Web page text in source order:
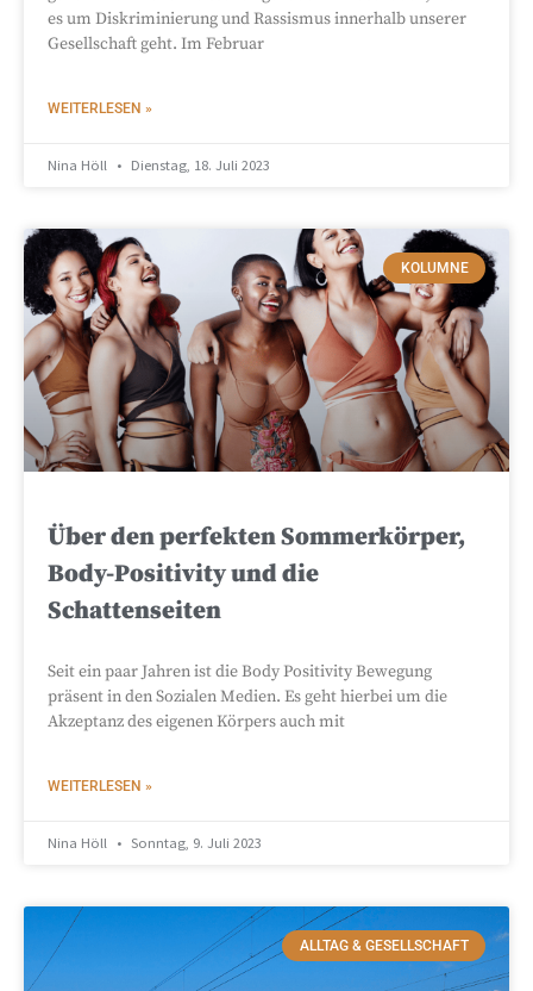
es um Diskriminierung und Rassismus innerhalb unserer
Gesellschaft geht. Im Februar
WEITERLESEN »
Nina Höll Dienstag, 18. Juli 2023
KOLUMNE
Über den perfekten Sommerkörper,
Body-Positivity und die
Schattenseiten
Seit ein paar Jahren ist die Body Positivity Bewegung
präsent in den Sozialen Medien. Es geht hierbei um die
Akzeptanz des eigenen Körpers auch mit
WEITERLESEN »
Nina Höll Sonntag, 9. Juli 2023
ALLTAG & GESELLSCHAFT